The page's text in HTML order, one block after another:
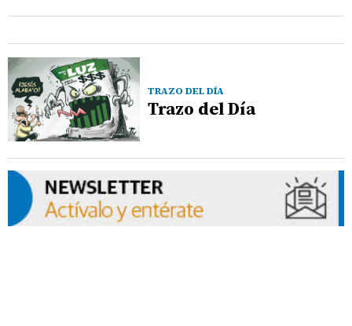
TRAZO DEL DÍA
Trazo del Día